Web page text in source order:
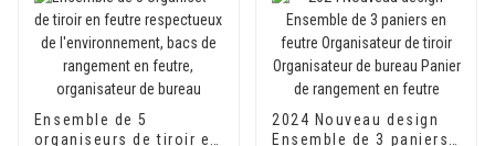
Ensemble de 5
organiseurs de tiroir en
2024 Nouveau design
Ensemble de 3 paniers